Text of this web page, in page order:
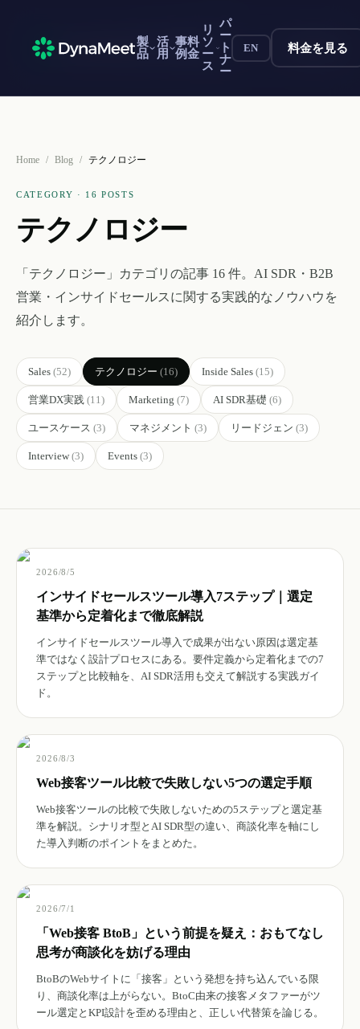
製
品
活
用
事
例
料
金
リ
ソ
ー
ス
パ
ー
ト
ナ
ー
EN 料金を見る
製
品
活
用
事
例
料
金
リ
ソ
ー
ス
パ
ー
ト
ナ
ー
EN 料金を見る
Home / Blog / テクノロジー
CATEGORY · 16 POSTS
テクノロジー
「 テクノロジー 」カテゴリの記事 16 件。AI SDR・B2B
営業・インサイドセールスに関する実践的なノウハウを
紹介します。
Sales (52) テクノロジー (16) Inside Sales (15)
営業DX実践 (11) Marketing (7) AI SDR基礎 (6)
ユースケース (3) マネジメント (3) リードジェン (3)
Interview (3) Events (3)
2026/8/5
インサイドセールスツール導入7ステップ｜選定
基準から定着化まで徹底解説
インサイドセールスツール導入で成果が出ない原因は選定基
準ではなく設計プロセスにある。要件定義から定着化までの7
ステップと比較軸を、AI SDR活用も交えて解説する実践ガイ
ド。
2026/8/3
Web接客ツール比較で失敗しない5つの選定手順
Web接客ツールの比較で失敗しないための5ステップと選定基
準を解説。シナリオ型とAI SDR型の違い、商談化率を軸にし
た導入判断のポイントをまとめた。
2026/7/1
「Web接客 BtoB」という前提を疑え：おもてなし
思考が商談化を妨げる理由
BtoBのWebサイトに「接客」という発想を持ち込んでいる限
り、商談化率は上がらない。BtoC由来の接客メタファーがツ
ール選定とKPI設計を歪める理由と、正しい代替策を論じる。